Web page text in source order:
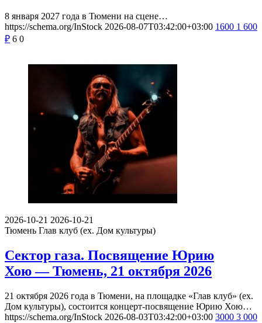
8 января 2027 года в Тюмени на сцене…
https://schema.org/InStock 2026-08-07T03:42:00+03:00 1600 1 600
₽ 6 0
2026-10-21 2026-10-21
Тюмень Глав клуб (ex. Дом культуры)
Сектор газа. Посвящение Юрию
Хою — Тюмень, 21 октября 2026
21 октября 2026 года в Тюмени, на площадке «Глав клуб» (ex.
Дом культуры), состоится концерт-посвящение Юрию Хою…
https://schema.org/InStock 2026-08-03T03:42:00+03:00 3000 3 000